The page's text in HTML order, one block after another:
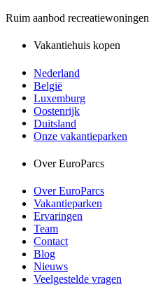
Ruim aanbod recreatiewoningen
Vakantiehuis kopen
Nederland
België
Luxemburg
Oostenrijk
Duitsland
Onze vakantieparken
Over EuroParcs
Over EuroParcs
Vakantieparken
Ervaringen
Team
Contact
Blog
Nieuws
Veelgestelde vragen